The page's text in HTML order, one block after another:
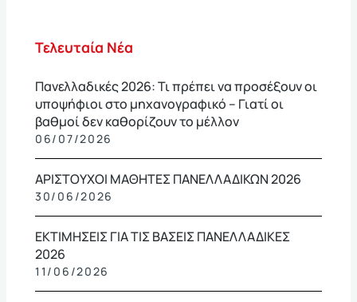
Τελευταία Νέα
Πανελλαδικές 2026: Τι πρέπει να προσέξουν οι
υποψήφιοι στο μηχανογραφικό – Γιατί οι
βαθμοί δεν καθορίζουν το μέλλον
06/07/2026
ΑΡΙΣΤΟΥΧΟΙ ΜΑΘΗΤΕΣ ΠΑΝΕΛΛΑΔΙΚΩΝ 2026
30/06/2026
ΕΚΤΙΜΗΣΕΙΣ ΓΙΑ ΤΙΣ ΒΑΣΕΙΣ ΠΑΝΕΛΛΑΔΙΚΕΣ
2026
11/06/2026